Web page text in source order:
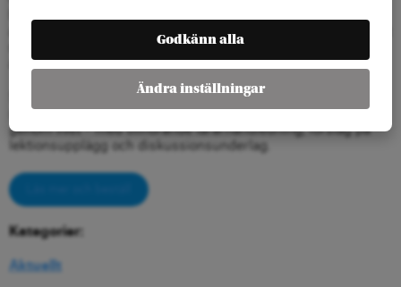
att inte bara hem- och omsorgsarbetet blir mer jämnt fördelat
mellan könen, utan att alla aspekter av livet – som skolan,
arbetslivet, ekonomin – fördelas jämnare mellan könen.
Starta diskussionen genom att beställa (kostnadsfritt) Arena
genom livet– med tillhörande lärarhandledning, förslag på
lektionsupplägg och diskussionsunderlag.
Kategorier:
Aktuellt
Godkänn alla
Ändra inställningar